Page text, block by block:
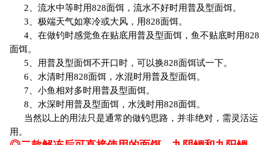
2、流水中等时用828面饵，流水不好时用普及型面饵。
3、极端天气如寒冷或大风，用828面饵。
4、在做钓时感觉鱼在贴底用普及型面饵，鱼不贴底时用828
面饵。
5、用普及型面饵不开口时，可以换828面饵试一下。
6、水清时用828面饵，水混时用普及型面饵。
7、小鱼相对多时用普及型面饵。
8、水深时用普及型面饵，水浅时用828面饵。
当然以上的用法只是通常的做钓思路，并非绝对，需灵活运
用。